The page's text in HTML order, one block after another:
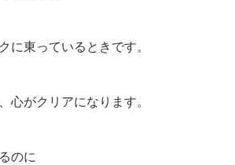
に東っているときです。
心がクリアになります。
のに